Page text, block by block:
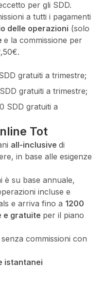
per gli SDD.
a tutti i pagamenti
delle operazioni (solo
e la commissione per
gratuiti a trimestre;
gratuiti a trimestre;
SDD gratuiti a
Tot
all-inclusive di
in base alle esigenze
è su base annuale,
incluse e
e arriva fino a 1200
e gratuite per il piano
senza commissioni con
istantanei